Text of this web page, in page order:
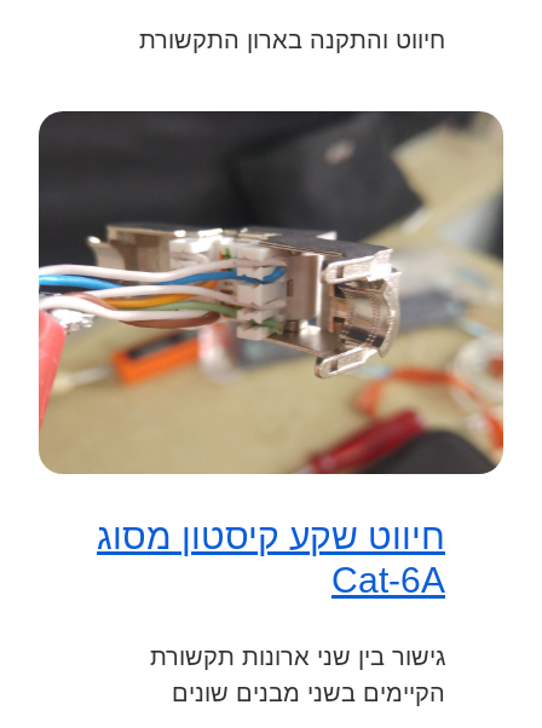
חיווט והתקנה בארון התקשורת
חיווט שקע קיסטון מסוג
Cat-6A
גישור בין שני ארונות תקשורת
הקיימים בשני מבנים שונים